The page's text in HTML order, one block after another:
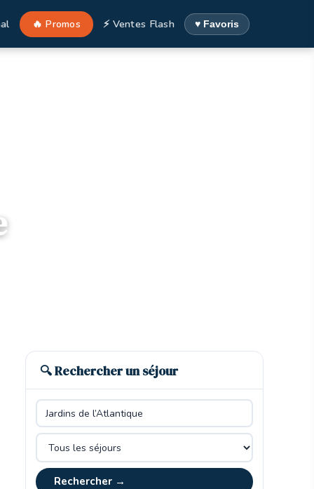
🔥 Promos ⚡ Ventes Flash ♥ Favoris
🔍 Rechercher un séjour
Rechercher →